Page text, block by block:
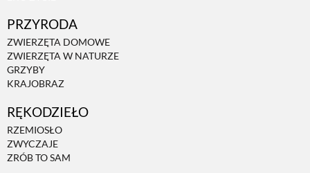
PRZYRODA
ZWIERZĘTA DOMOWE
ZWIERZĘTA W NATURZE
GRZYBY
KRAJOBRAZ
RĘKODZIEŁO
RZEMIOSŁO
ZWYCZAJE
ZRÓB TO SAM